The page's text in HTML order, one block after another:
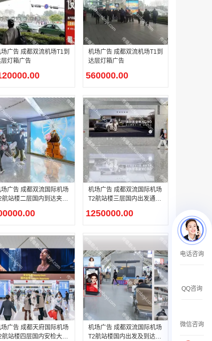
￥308000.00
腾讯视频APP开屏广告_刊例价5折
￥2359500.00
腾讯新闻APP开屏广告_刊例价25折
￥1590000.00
成都双流机场T1到
灯箱广告
机场广告 成都双流机场T1到
达层灯箱广告
560000.00
广告 成都双流国际机场
航站楼二层国内到达夹层
机场广告 成都双流国际机场
T2航站楼三层国内出发通廊
箱广告
1250000.00
广告 成都天府国际机场
航站楼四层国内安检大厅
机场广告 成都双流国际机场
T2航站楼国内出发及到达电
电话咨询
QQ咨询
微信咨询